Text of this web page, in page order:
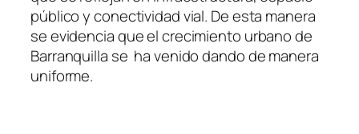
público y conectividad vial. De esta manera
se evidencia que el crecimiento urbano de
Barranquilla se ha venido dando de manera
uniforme.